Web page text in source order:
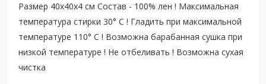
Размер 40х40х4 см Состав - 100% лен ! Максимальная
температура стирки 30° C ! Гладить при максимальной
температуре 110° C ! Возможна барабанная сушка при
низкой температуре ! Не отбеливать ! Возможна сухая
чистка